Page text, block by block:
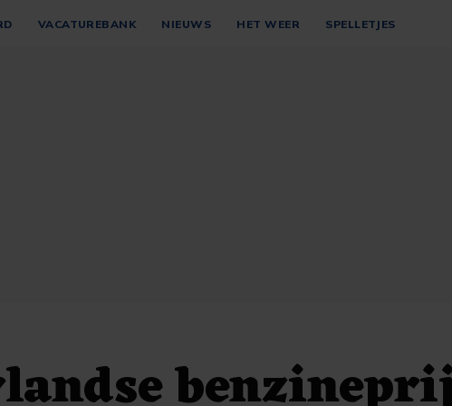
VACATUREBANK NIEUWS HET WEER SPELLETJES